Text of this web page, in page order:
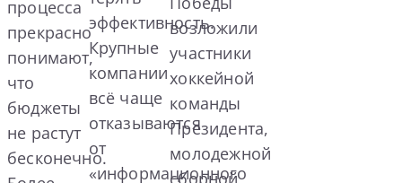
процесса
прекрасно
понимают,
что
бюджеты
не растут
бесконечно.
эффективность.
Крупные
компании
всё чаще
отказываются
от
«информационного
возложили
участники
хоккейной
команды
Президента,
молодежной
сборной